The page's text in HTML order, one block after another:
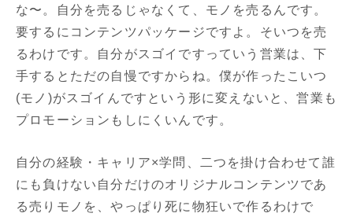
な〜。自分を売るじゃなくて、モノを売るんです。
要するにコンテンツパッケージですよ。そいつを売
るわけです。自分がスゴイですっていう営業は、下
手するとただの自慢ですからね。僕が作ったこいつ
(モノ)がスゴイんですという形に変えないと、営業も
プロモーションもしにくいんです。
自分の経験・キャリア×学問、二つを掛け合わせて誰
にも負けない自分だけのオリジナルコンテンツであ
る売りモノを、やっぱり死に物狂いで作るわけで